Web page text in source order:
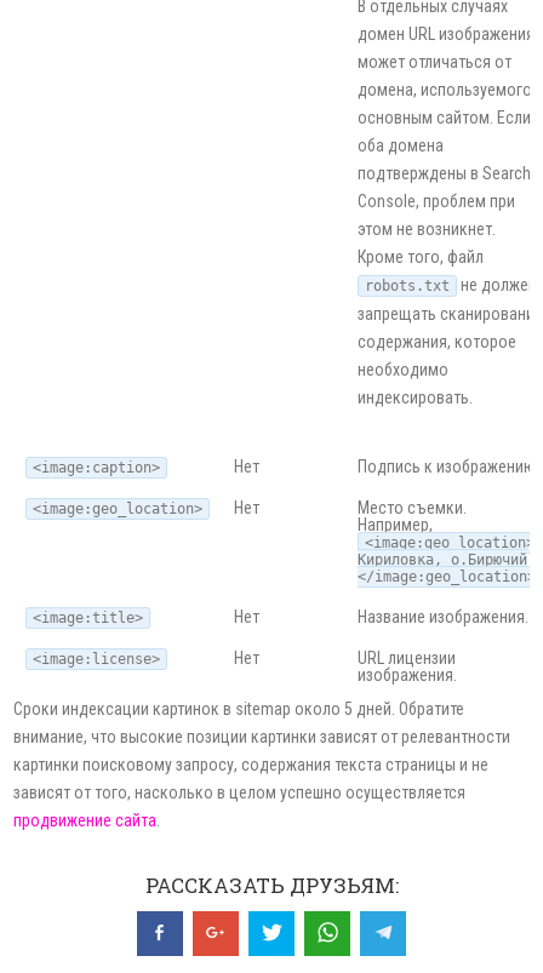
В отдельных случаях
домен URL изображения
может отличаться от
домена, используемого
основным сайтом. Если
оба домена
подтверждены в Search
Console, проблем при
этом не возникнет.
Кроме того, файл
robots.txt
не должен
запрещать сканирование
содержания, которое
необходимо
индексировать.
<image:caption> Нет Подпись к изображению.
<image:geo_location> Нет
Место съемки.
Например,
<image:geo_location>
Кириловка, о.Бирючий
</image:geo_location>
<image:title> Нет Название изображения.
<image:license> Нет
URL лицензии
изображения.
Сроки индексации картинок в sitemap около 5 дней. Обратите
внимание, что высокие позиции картинки зависят от релевантности
картинки поисковому запросу, содержания текста страницы и не
зависят от того, насколько в целом успешно осуществляется
продвижение сайта
РАССКАЗАТЬ ДРУЗЬЯМ: